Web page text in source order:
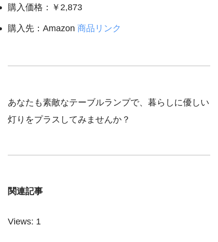
購入価格：￥2,873
購入先：Amazon 商品リンク
あなたも素敵なテーブルランプで、暮らしに優しい
灯りをプラスしてみませんか？
関連記事
Views: 1